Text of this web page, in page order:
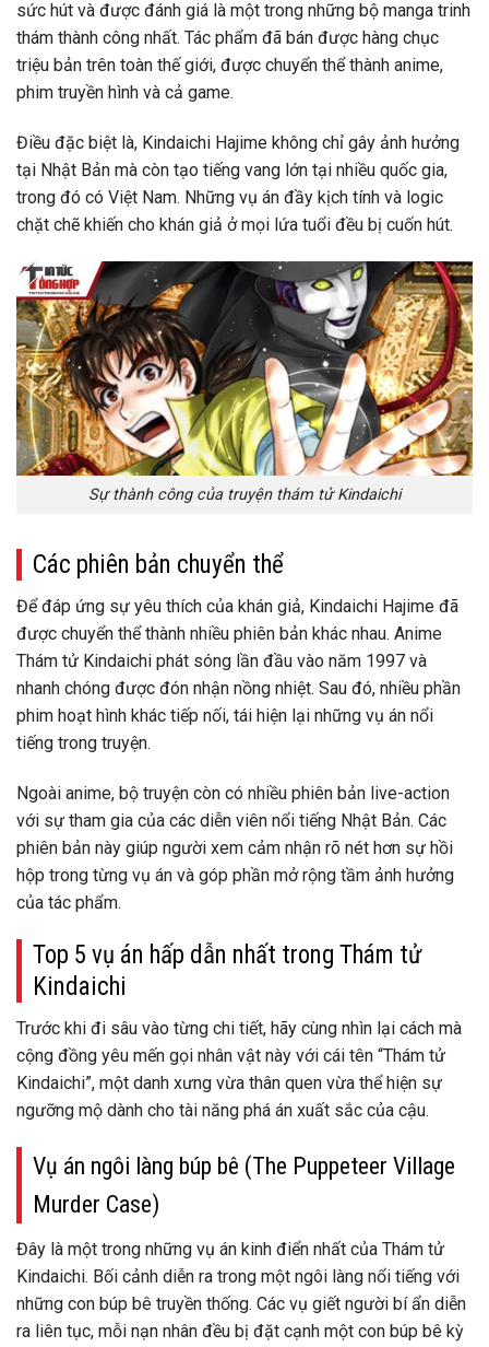
sức hút và được đánh giá là một trong những bộ manga trinh
thám thành công nhất. Tác phẩm đã bán được hàng chục
triệu bản trên toàn thế giới, được chuyển thể thành anime,
phim truyền hình và cả game.
Điều đặc biệt là, Kindaichi Hajime không chỉ gây ảnh hưởng
tại Nhật Bản mà còn tạo tiếng vang lớn tại nhiều quốc gia,
trong đó có Việt Nam. Những vụ án đầy kịch tính và logic
chặt chẽ khiến cho khán giả ở mọi lứa tuổi đều bị cuốn hút.
Sự thành công của truyện thám tử Kindaichi
Các phiên bản chuyển thể
Để đáp ứng sự yêu thích của khán giả, Kindaichi Hajime đã
được chuyển thể thành nhiều phiên bản khác nhau. Anime
Thám tử Kindaichi phát sóng lần đầu vào năm 1997 và
nhanh chóng được đón nhận nồng nhiệt. Sau đó, nhiều phần
phim hoạt hình khác tiếp nối, tái hiện lại những vụ án nổi
tiếng trong truyện.
Ngoài anime, bộ truyện còn có nhiều phiên bản live-action
với sự tham gia của các diễn viên nổi tiếng Nhật Bản. Các
phiên bản này giúp người xem cảm nhận rõ nét hơn sự hồi
hộp trong từng vụ án và góp phần mở rộng tầm ảnh hưởng
của tác phẩm.
Top 5 vụ án hấp dẫn nhất trong Thám tử
Kindaichi
Trước khi đi sâu vào từng chi tiết, hãy cùng nhìn lại cách mà
cộng đồng yêu mến gọi nhân vật này với cái tên “Thám tử
Kindaichi”, một danh xưng vừa thân quen vừa thể hiện sự
ngưỡng mộ dành cho tài năng phá án xuất sắc của cậu.
Vụ án ngôi làng búp bê (The Puppeteer Village
Murder Case)
Đây là một trong những vụ án kinh điển nhất của Thám tử
Kindaichi. Bối cảnh diễn ra trong một ngôi làng nổi tiếng với
những con búp bê truyền thống. Các vụ giết người bí ẩn diễn
ra liên tục, mỗi nạn nhân đều bị đặt cạnh một con búp bê kỳ